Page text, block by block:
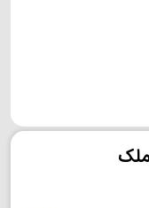
نام واقع شده
جنوب دریای خزر
و از غرب به شهر